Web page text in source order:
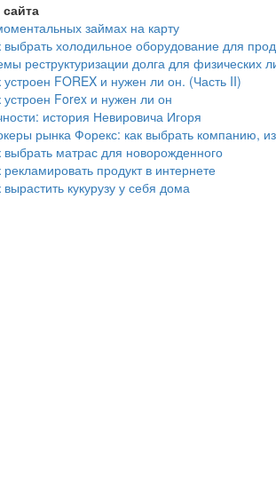
займах на карту
выбрать холодильное оборудование для
реструктуризации долга для физических
устроен FOREX и нужен ли он. (Часть II)
устроен Forex и нужен ли он
история Невировича Игоря
рынка Форекс: как выбрать компанию,
выбрать матрас для новорожденного
рекламировать продукт в интернете
вырастить кукурузу у себя дома